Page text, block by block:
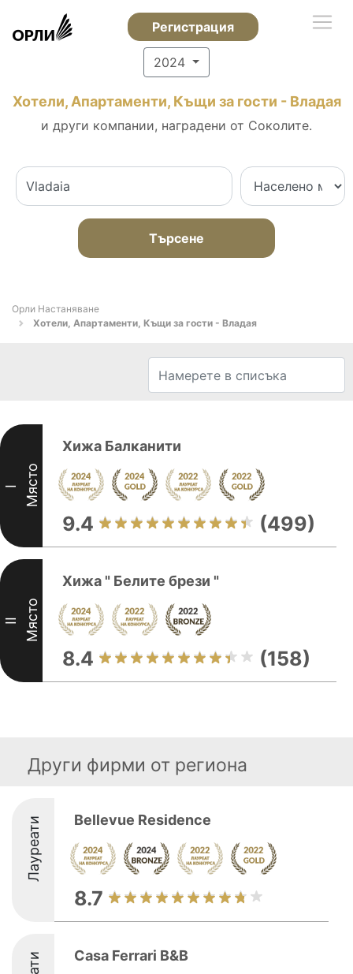
Регистрация
2024
Хотели, Апартаменти, Къщи за гости - Владая
и други компании, наградени от Соколите.
Търсене
Орли Настаняване
Хотели, Апартаменти, Къщи за гости - Владая
I Място
Хижа Балканити
9.4 (499)
II Място
Хижа " Белите брези "
8.4 (158)
Други фирми от региона
Лауреати Bellevue Residence
8.7
Casa Ferrari B&B